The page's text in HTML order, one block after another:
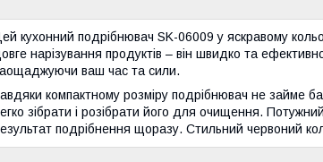
кухонний подрібнювач SK-06009 у яскравому
нарізування продуктів – він швидко та
ваш час та сили.
компактному розміру подрібнювач не займе
зібрати і розібрати його для очищення.
подрібнення щоразу. Стильний червоний